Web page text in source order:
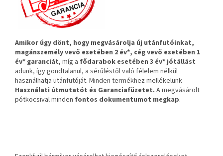
Amikor úgy dönt, hogy megvásárolja új utánfutóinkat,
magánszemély vevő esetében 2 év*, cég vevő esetében 1
év* garanciát, míg a fődarabok esetében 3 év* jótállást
adunk, így gondtalanul, a sérüléstől való félelem nélkül
használhatja utánfutóját. Minden termékhez mellékelünk
Használati útmutatót és Garanciafüzetet. Amegvásárolt
pótkocsival minden fontos dokumentumot megkap.